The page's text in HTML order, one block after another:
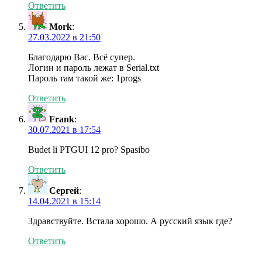
Ответить
Mork:
27.03.2022 в 21:50
Благодарю Вас. Всё супер.
Логин и пароль лежат в Serial.txt
Пароль там такой же: 1progs
Ответить
Frank:
30.07.2021 в 17:54
Budet li PTGUI 12 pro? Spasibo
Ответить
Сергей:
14.04.2021 в 15:14
Здравствуйте. Встала хорошо. А русский язык где?
Ответить